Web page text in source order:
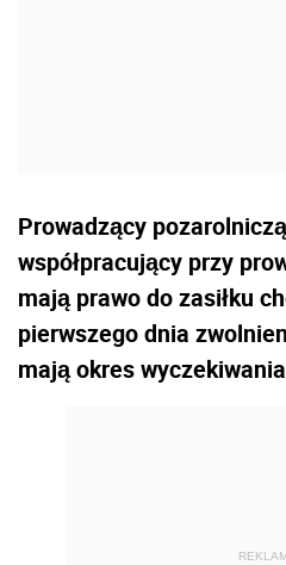
Prowadzący
współpracujący przy
mają prawo do zasiłku
pierwszego dnia
mają okres